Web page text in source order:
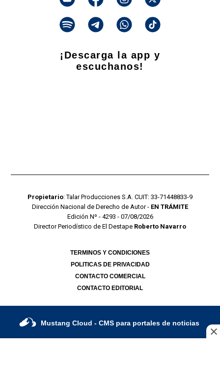
¡Descarga la app y
escuchanos!
Propietario: Talar Producciones S.A. CUIT: 33-71448833-9
Dirección Nacional de Derecho de Autor - EN TRÁMITE
Edición Nº - 4293 - 07/08/2026
Director Periodístico de El Destape Roberto Navarro
TERMINOS Y CONDICIONES
POLITICAS DE PRIVACIDAD
CONTACTO COMERCIAL
CONTACTO EDITORIAL
Mustang Cloud - CMS para portales de noticias